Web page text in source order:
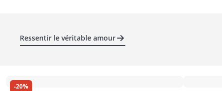
Ressentir le véritable amour
-20%